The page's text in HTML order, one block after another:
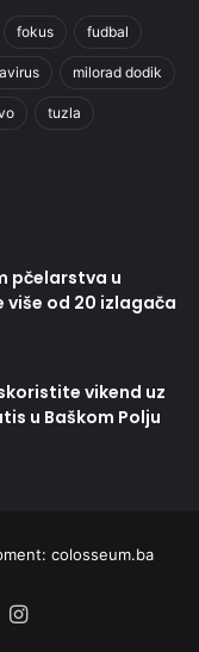
fokus fudbal
milorad dodik
tuzla
pčelarstva u
više od 20 izlagača
vikend uz
u Baškom Polju
colosseum.ba
Instagram